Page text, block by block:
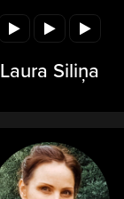
Laura Siliņa